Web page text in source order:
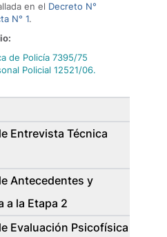
en el Decreto N°
N° 1.
de Policía 7395/75
Policial 12521/06.
Entrevista Técnica
Antecedentes y
a la Etapa 2
Evaluación Psicofísica